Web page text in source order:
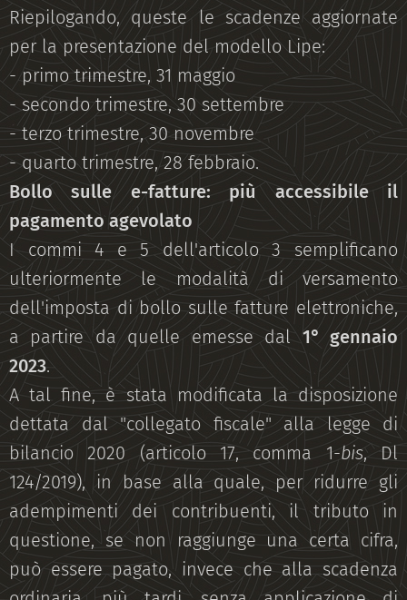
Riepilogando, queste le scadenze aggiornate
per la presentazione del modello Lipe:
- primo trimestre, 31 maggio
- secondo trimestre, 30 settembre
- terzo trimestre, 30 novembre
- quarto trimestre, 28 febbraio.
Bollo sulle e-fatture: più accessibile il
pagamento agevolato
I commi 4 e 5 dell'articolo 3 semplificano
ulteriormente le modalità di versamento
dell'imposta di bollo sulle fatture elettroniche,
a partire da quelle emesse dal1° gennaio
2023.
A tal fine, è stata modificata la disposizione
dettata dal "collegato fiscale" alla legge di
bilancio 2020 (articolo 17, comma 1-bis, Dl
124/2019), in base alla quale, per ridurre gli
adempimenti dei contribuenti, il tributo in
questione, se non raggiunge una certa cifra,
può essere pagato, invece che alla scadenza